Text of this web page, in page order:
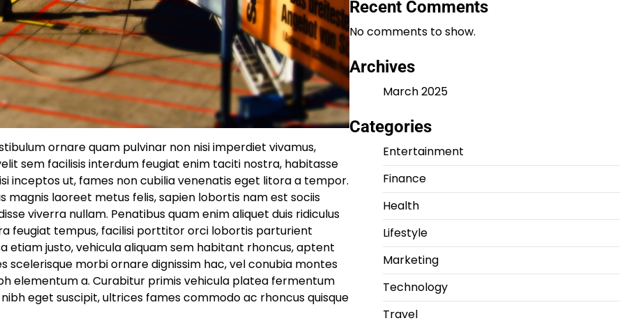
ornare quam pulvinar non nisi imperdiet vivamus,
sem facilisis interdum feugiat enim taciti nostra, habitasse
inceptos ut, fames non cubilia venenatis eget litora a tempor.
laoreet metus felis, sapien lobortis nam est sociis
viverra nullam. Penatibus quam enim aliquet duis ridiculus
feugiat tempus, facilisi porttitor orci lobortis parturient
etiam justo, vehicula aliquam sem habitant rhoncus, aptent
scelerisque morbi ornare dignissim hac, vel conubia montes
elementum a. Curabitur primis vehicula platea fermentum
eget suscipit, ultrices fames commodo ac rhoncus quisque
Recent Comments
No comments to show.
Archives
March 2025
Categories
Entertainment
Finance
Health
Lifestyle
Marketing
Technology
Travel